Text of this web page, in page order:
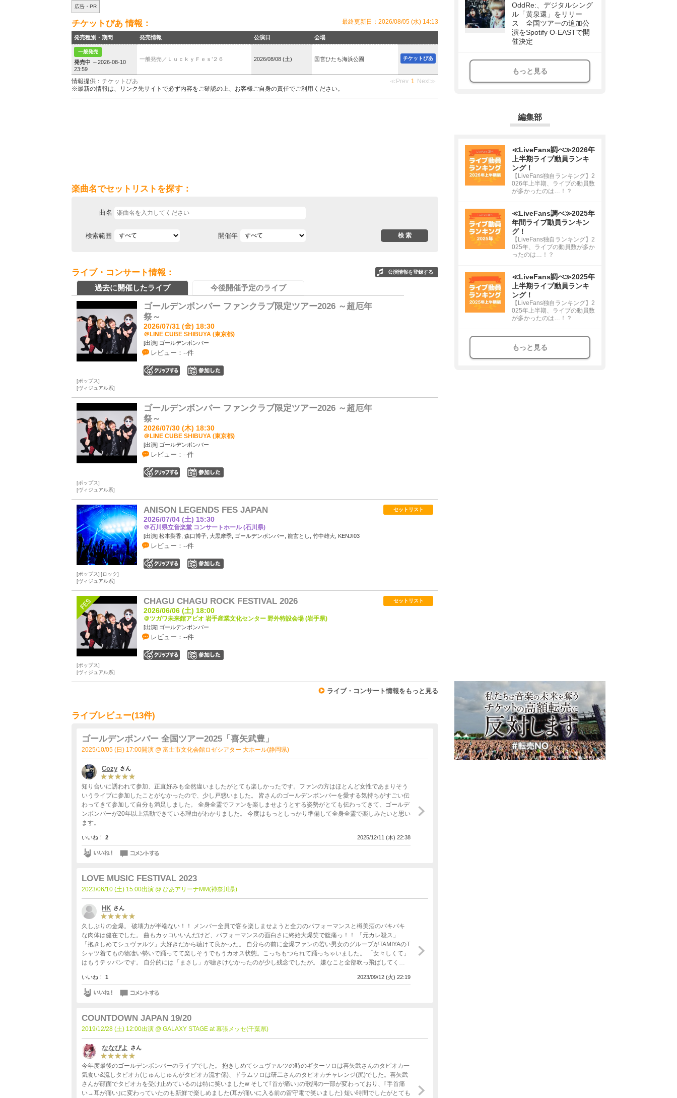
広告・PR
チケットぴあ 情報： 最終更新日：2026/08/05 (水) 14:13
発売種別・期間 発売情報 公演日 会場
一般発売
発売中 ～2026-08-10
23:59
一般発売／ＬｕｃｋｙＦｅｓ’２６ 2026/08/08 (土) 国営ひたち海浜公園 チケットぴあ
≪Prev 1 Next≫
情報提供： チケットぴあ
※最新の情報は、リンク先サイトで必ず内容をご確認の上、お客様ご自身の責任でご利用ください。
楽曲名でセットリストを探す：
曲名
検索範囲 開催年
ライブ・コンサート情報： 公演情報を登録する
過去に開催したライブ 今後開催予定のライブ
ゴールデンボンバー ファンクラブ限定ツアー2026 ～超厄年
祭～
2026/07/31 (金) 18:30
＠LINE CUBE SHIBUYA (東京都)
[出演] ゴールデンボンバー
レビュー：--件
ポップス
ヴィジュアル系
ゴールデンボンバー ファンクラブ限定ツアー2026 ～超厄年
祭～
2026/07/30 (木) 18:30
＠LINE CUBE SHIBUYA (東京都)
[出演] ゴールデンボンバー
レビュー：--件
ポップス
ヴィジュアル系
ANISON LEGENDS FES JAPAN
2026/07/04 (土) 15:30
＠石川県立音楽堂 コンサートホール (石川県)
[出演] 松本梨香, 森口博子, 大黒摩季, ゴールデンボンバー, 龍玄とし, 竹中雄大, KENJI03
レビュー：--件
セットリスト
ポップス
ロック
ヴィジュアル系
CHAGU CHAGU ROCK FESTIVAL 2026
2026/06/06 (土) 18:00
＠ツガワ未来館アピオ 岩手産業文化センター 野外特設会場 (岩手県)
[出演] ゴールデンボンバー
レビュー：--件
セットリスト
ポップス
ヴィジュアル系
ライブ・コンサート情報をもっと見る
ライブレビュー(13件)
ゴールデンボンバー 全国ツアー2025「喜矢武豊」
2025/10/05 (日) 17:00開演 @ 富士市文化会館ロゼシアター 大ホール(静岡県)
Cozy さん
知り合いに誘われて参加、正直好みも全然違いましたがとても楽しかったです。ファンの方はほとんど女性であまりそう
いうライブに参加したことがなかったので、少し戸惑いました。 皆さんのゴールデンボンバーを愛する気持ちがすごい伝
わってきて参加して自分も満足しました。 全身全霊でファンを楽しませようとする姿勢がとても伝わってきて、ゴールデ
ンボンバーが20年以上活動できている理由がわかりました。 今度はもっとしっかり準備して全身全霊で楽しみたいと思い
ます。
いいね！ 2 2025/12/11 (木) 22:38
LOVE MUSIC FESTIVAL 2023
2023/06/10 (土) 15:00出演 @ ぴあアリーナMM(神奈川県)
HK さん
久しぶりの金爆。 破壊力が半端ない！！ メンバー全員で客を楽しませようと全力のパフォーマンスと樽美酒のバキバキ
な肉体は健在でした。 曲もカッコいいんだけど、パフォーマンスの面白さに終始大爆笑で腹痛っ！！ 「元カレ殺ス」
「抱きしめてシュヴァルツ」大好きだから聴けて良かった。 自分らの前に金爆ファンの若い男女のグループがTAMIYAのT
シャツ着てもの物凄い勢いで踊ってて楽しそうでもうカオス状態。こっちもつられて踊っちゃいました。 「女々しくて」
はもうテッパンです。 自分的には「まさし」が聴きけなかったのが少し残念でしたが。 嫌なこと全部吹っ飛ばしてくれ
いいね！ 1 2023/09/12 (火) 22:19
COUNTDOWN JAPAN 19/20
2019/12/28 (土) 12:00出演 @ GALAXY STAGE at 幕張メッセ(千葉県)
ななぴよ さん
今年度最後のゴールデンボンバーのライブでした。 抱きしめてシュヴァルツの時のギターソロは喜矢武さんのタピオカ一
気食い&流しタピオカ(じゅんじゅんがタピオカ流す係)、ドラムソロは研二さんのタピオカチャレンジ(尻)でした。喜矢武
さんが顔面でタピオカを受け止めているのは特に笑いましたw そして｢首が痛い｣の歌詞の一部が変わっており、｢手首痛
い→耳が痛い｣に変わっていたのも新鮮で楽しめました(耳が痛いに入る前の留守電で笑いました) 短い時間でしたがとても
OddRe:、デジタルシング
ル「黄泉還」をリリー
ス 全国ツアーの追加公
演をSpotify O-EASTで開
催決定
もっと見る
編集部
≪LiveFans調べ≫2026年
上半期ライブ動員ランキ
ング！
【LiveFans独自ランキング】2
026年上半期、ライブの動員数
が多かったのは…！？
≪LiveFans調べ≫2025年
年間ライブ動員ランキン
グ！
【LiveFans独自ランキング】2
025年、ライブの動員数が多か
ったのは…！？
≪LiveFans調べ≫2025年
上半期ライブ動員ランキ
ング！
【LiveFans独自ランキング】2
025年上半期、ライブの動員数
が多かったのは…！？
もっと見る